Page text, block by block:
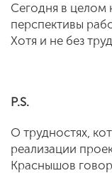
Сегодня в целом
перспективы
Хотя и не без
P.S.
О трудностях,
реализации
Краснышов